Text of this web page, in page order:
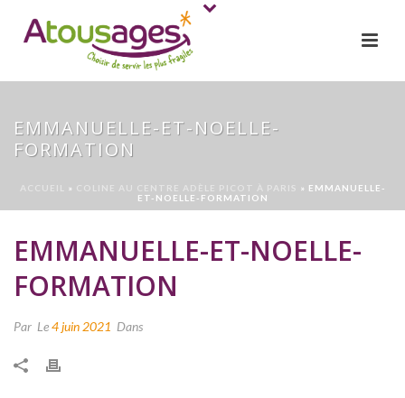
EMMANUELLE-ET-NOELLE-
FORMATION
ACCUEIL » COLINE AU CENTRE ADÈLE PICOT À PARIS » EMMANUELLE-
ET-NOELLE-FORMATION
EMMANUELLE-ET-NOELLE-
FORMATION
Par Le4 juin 2021 Dans